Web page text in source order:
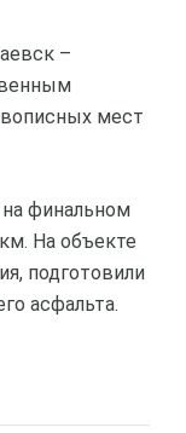
–
мест
финальном
На объекте
подготовили
асфальта.